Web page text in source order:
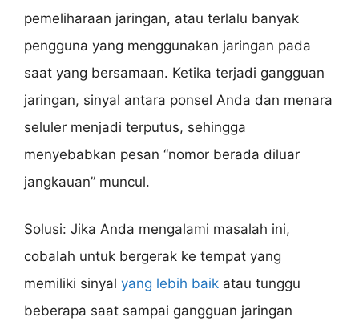
pemeliharaan jaringan, atau terlalu banyak
pengguna yang menggunakan jaringan pada
saat yang bersamaan. Ketika terjadi gangguan
jaringan, sinyal antara ponsel Anda dan menara
seluler menjadi terputus, sehingga
menyebabkan pesan “nomor berada diluar
jangkauan” muncul.
Solusi: Jika Anda mengalami masalah ini,
cobalah untuk bergerak ke tempat yang
memiliki sinyal yang lebih baik atau tunggu
beberapa saat sampai gangguan jaringan